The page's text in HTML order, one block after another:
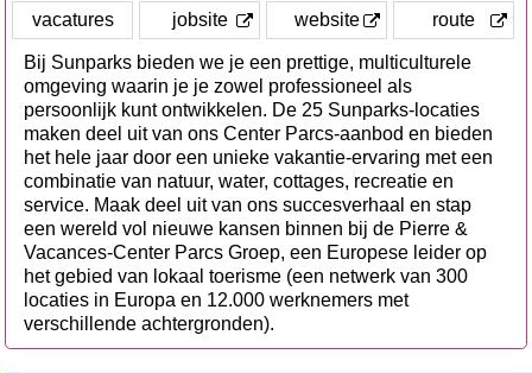
vacatures jobsite website route
Bij Sunparks bieden we je een prettige, multiculturele
omgeving waarin je je zowel professioneel als
persoonlijk kunt ontwikkelen. De 25 Sunparks-locaties
maken deel uit van ons Center Parcs-aanbod en bieden
het hele jaar door een unieke vakantie-ervaring met een
combinatie van natuur, water, cottages, recreatie en
service. Maak deel uit van ons succesverhaal en stap
een wereld vol nieuwe kansen binnen bij de Pierre &
Vacances-Center Parcs Groep, een Europese leider op
het gebied van lokaal toerisme (een netwerk van 300
locaties in Europa en 12.000 werknemers met
verschillende achtergronden).